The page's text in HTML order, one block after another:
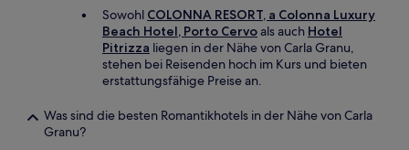
Sowohl COLONNA RESORT, a Colonna Luxury
Beach Hotel, Porto Cervo als auch Hotel
Pitrizza liegen in der Nähe von Carla Granu,
stehen bei Reisenden hoch im Kurs und bieten
erstattungsfähige Preise an.
Was sind die besten Romantikhotels in der Nähe von Carla
Granu?